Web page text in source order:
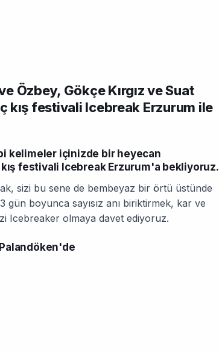
Özbey, Gökçe Kırgız ve Suat
kış festivali Icebreak Erzurum ile
kelimeler içinizde bir heyecan
festivali Icebreak Erzurum'a bekliyoruz.
sizi bu sene de bembeyaz bir örtü üstünde
gün boyunca sayısız anı biriktirmek, kar ve
Icebreaker olmaya davet ediyoruz.